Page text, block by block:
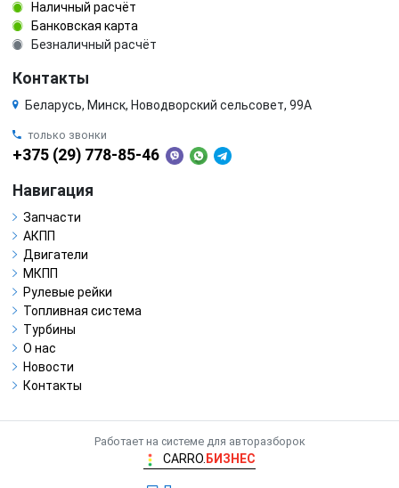
Наличный расчёт
Банковская карта
Безналичный расчёт
Контакты
Беларусь, Минск, Новодворский сельсовет, 99А
только звонки
+375 (29) 778-85-46
Навигация
Запчасти
АКПП
Двигатели
МКПП
Рулевые рейки
Топливная система
Турбины
О нас
Новости
Контакты
Работает на системе для авторазборок
CARRO. БИЗНЕС